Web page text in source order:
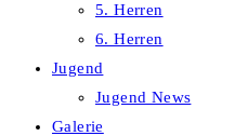
5. Herren
6. Herren
Jugend
Jugend News
Galerie